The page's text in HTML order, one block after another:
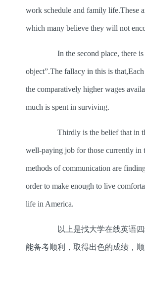
work schedule and family life.These
which many believe they will not
In the second place, there is
object”.The fallacy in this is
the comparatively higher wages
much is spent in surviving.
Thirdly is the belief that in the
well-paying job for those currently in
methods of communication are
order to make enough to live
life in America.
以上是找大学在线英语四级
能备考顺利，取得出色的成绩，顺